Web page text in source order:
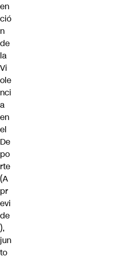
en
ció
n
de
la
Vi
ole
nci
a
en
el
De
po
rte
(A
pr
evi
de
),
jun
to